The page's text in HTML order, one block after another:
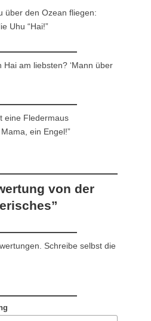
über den Ozean fliegen:
Uhu “Hai!”
am liebsten? ‘Mann über
eine Fledermaus
ein Engel!”
von der
Schreibe selbst die